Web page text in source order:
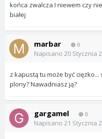
końca zwalcza I niewem czy
białej
marbar 0
Napisano 20 Stycznia
z kapustą tu może być
plony? Nawadniasz ją?
gargamel 0
Napisano 21 Stycznia